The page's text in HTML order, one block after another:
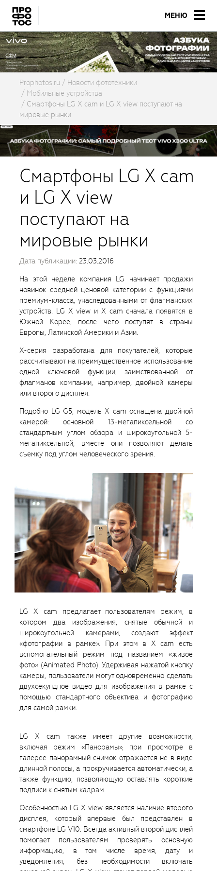
МЕНЮ
Prophotos.ru
Новости фототехники
Мобильные устройства
Смартфоны LG X cam и LG X view поступают на
мировые рынки
Смартфоны LG X cam
и LG X view
поступают на
мировые рынки
Дата публикации: 23.03.2016
На этой неделе компания LG начинает продажи
новинок средней ценовой категории c функциями
премиум-класса, унаследованными от флагманских
устройств. LG X view и X cam сначала появятся в
Южной Корее, после чего поступят в страны
Европы, Латинской Америки и Азии.
Х-серия разработана для покупателей, которые
рассчитывают на преимущественное использование
одной ключевой функции, заимствованной от
флагманов компании, например, двойной камеры
или второго дисплея.
Подобно LG G5, модель X cam оснащена двойной
камерой: основной 13-мегапиксельной со
стандартным углом обзора и широкоугольной 5-
мегапиксельной, вместе они позволяют делать
съемку под углом человеческого зрения.
LG X cam предлагает пользователям режим, в
котором два изображения, снятые обычной и
широкоугольной камерами, создают эффект
«фотографии в рамке». При этом в X cam есть
вспомогательный режим под названием «живое
фото» (Animated Photo). Удерживая нажатой кнопку
камеры, пользователи могут одновременно сделать
двухсекундное видео для изображения в рамке с
помощью стандартного объектива и фотографию
для самой рамки.
LG X cam также имеет другие возможности,
включая режим «Панорамы», при просмотре в
галерее панорамный снимок отражается не в виде
длинной полосы, а прокручивается автоматически, а
также функцию, позволяющую оставлять короткие
подписи к снятым кадрам.
Особенностью LG X view является наличие второго
дисплея, который впервые был представлен в
смартфоне LG V10. Всегда активный второй дисплей
помогает пользователям проверять основную
информацию, в том числе время, дату и
уведомления, без необходимости включать